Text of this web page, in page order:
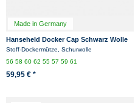
Made in Germany
Hanseheld Docker Cap Schwarz Wolle
Kurz Flach Docker-Mütze
Stoff-Dockermütze, Schurwolle
5658606255575961
59,95 € *